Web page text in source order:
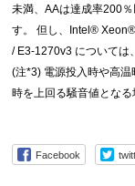
未満、AAは達成率200
す。 但し、Intel®
/ E3-1270v3 については
(注*3) 電源投入時や高
時を上回る騒音値となる
Facebook